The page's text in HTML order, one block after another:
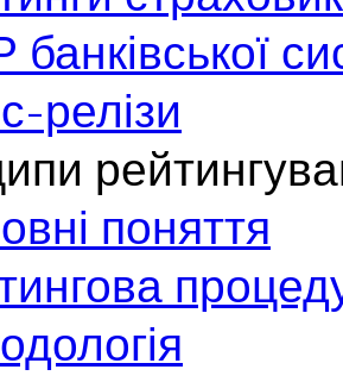
банківської
релізи
поняття